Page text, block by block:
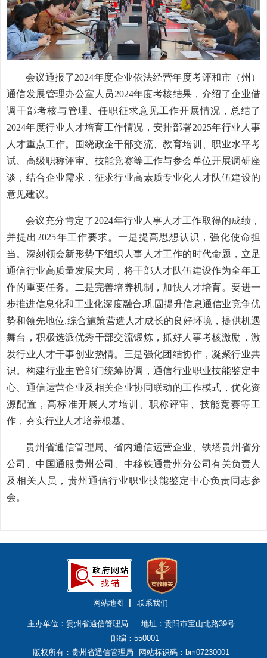
会议通报了2024年度企业依法经营年度考评和市（州）
通信发展管理办公室人员2024年度考核结果，介绍了企业借
调干部考核与管理、任职征求意见工作开展情况，总结了
2024年度行业人才培育工作情况，安排部署2025年行业人事
人才重点工作。围绕政企干部交流、教育培训、职业水平考
试、高级职称评审、技能竞赛等工作与参会单位开展调研座
谈，结合企业需求，征求行业高素质专业化人才队伍建设的
意见建议。
会议充分肯定了2024年行业人事人才工作取得的成绩，
并提出2025年工作要求。一是提高思想认识，强化使命担
当。深刻领会新形势下组织人事人才工作的时代命题，立足
通信行业高质量发展大局，将干部人才队伍建设作为全年工
作的重要任务。二是完善培养机制，加快人才培育。要进一
步推进信息化和工业化深度融合,巩固提升信息通信业竞争优
势和领先地位,综合施策营造人才成长的良好环境，提供机遇
舞台，积极选派优秀干部交流锻炼，抓好人事考核激励，激
发行业人才干事创业热情。三是强化团结协作，凝聚行业共
识。构建行业主管部门统筹协调，通信行业职业技能鉴定中
心、通信运营企业及相关企业协同联动的工作模式，优化资
源配置，高标准开展人才培训、职称评审、技能竞赛等工
作，夯实行业人才培养根基。
贵州省通信管理局、省内通信运营企业、铁塔贵州省分
公司、中国通服贵州公司、中移铁通贵州分公司有关负责人
及相关人员，贵州通信行业职业技能鉴定中心负责同志参
会。
网站地图 联系我们
主办单位：贵州省通信管理局
地址：贵阳市宝山北路39号
邮编：550001
版权所有：贵州省通信管理局
网站标识码：bm07230001